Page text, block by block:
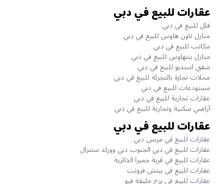
عقارات للبيع في دبي
فلل للبيع في دبي
منازل تاون هاوس للبيع في دبي
مكاتب للبيع في دبي
منازل بنتهاوس للبيع في دبي
شقق استديو للبيع في دبي
محلات تجارة بالتجزئة للبيع في دبي
مستودعات للبيع في دبي
عقارات تجارية للبيع في دبي
آراضي سكنية وتجارية للبيع في دبي
عقارات للبيع في دبي
عقارات للبيع في مرسى دبي
عقارات للبيع في دبي الجنوب دبي وورلد سنترال
عقارات للبيع في قرية جميرا الدائرية
عقارات للبيع في بيتش فرونت
عقارات للبيع في برج خليفة فيو